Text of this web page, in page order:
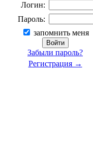
Логин:
Пароль:
запомнить меня
Забыли пароль?
Регистрация →